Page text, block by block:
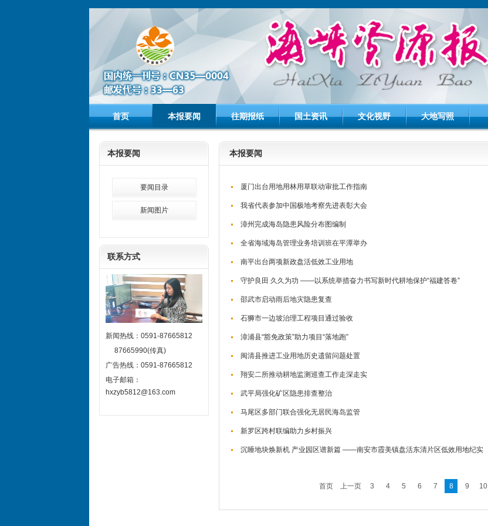
首页 本报要闻 往期报纸 国土资讯 文化视野 大地写照
本报要闻
要闻目录
新闻图片
联系方式
新闻热线：0591-87665812
87665990(传真)
广告热线：0591-87665812
电子邮箱：
hxzyb5812@163.com
本报要闻
厦门出台用地用林用草联动审批工作指南
我省代表参加中国极地考察先进表彰大会
漳州完成海岛隐患风险分布图编制
全省海域海岛管理业务培训班在平潭举办
南平出台两项新政盘活低效工业用地
守护良田 久久为功 ——以系统举措奋力书写新时代耕地保护“福建答卷”
邵武市启动雨后地灾隐患复查
石狮市一边坡治理工程项目通过验收
漳浦县“豁免政策”助力项目“落地跑”
闽清县推进工业用地历史遗留问题处置
翔安二所推动耕地监测巡查工作走深走实
武平局强化矿区隐患排查整治
马尾区多部门联合强化无居民海岛监管
新罗区跨村联编助力乡村振兴
沉睡地块焕新机 产业园区谱新篇 ——南安市霞美镇盘活东清片区低效用地纪实
首页 上一页 3 4 5 6 7 8 9 10